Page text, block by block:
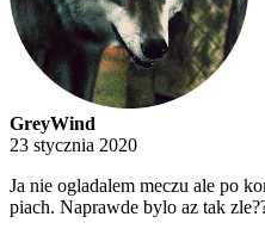
GreyWind
23 stycznia 2020
Ja nie ogladalem meczu ale po
piach. Naprawde bylo az tak